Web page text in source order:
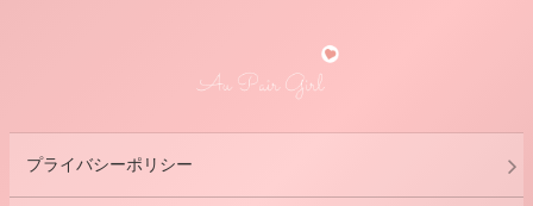
プライバシーポリシー